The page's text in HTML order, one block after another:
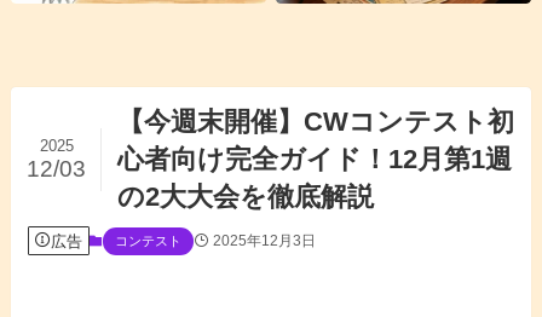
【今週末開催】CWコンテスト初
心者向け完全ガイド！12月第1週
の2大大会を徹底解説
2025
12/03
広告 コンテスト 2025年12月3日